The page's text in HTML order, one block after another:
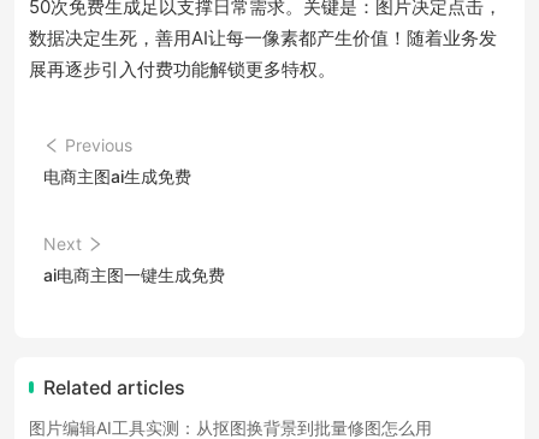
50次免费生成足以支撑日常需求。关键是：图片决定点击，
数据决定生死，善用AI让每一像素都产生价值！随着业务发
展再逐步引入付费功能解锁更多特权。
Previous
电商主图ai生成免费
Next
ai电商主图一键生成免费
Related articles
图片编辑AI工具实测：从抠图换背景到批量修图怎么用